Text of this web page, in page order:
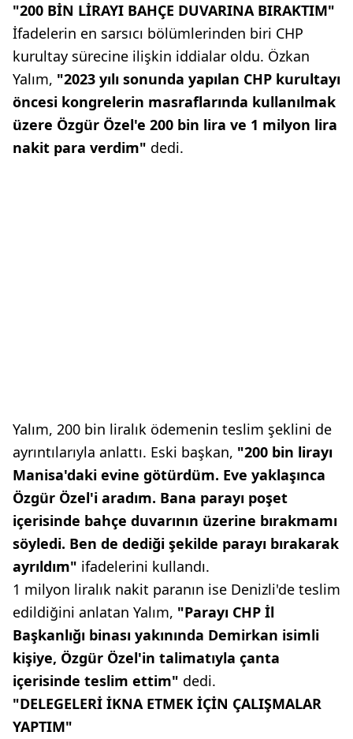
"200 BİN LİRAYI BAHÇE DUVARINA BIRAKTIM"
İfadelerin en sarsıcı bölümlerinden biri CHP
kurultay sürecine ilişkin iddialar oldu. Özkan
Yalım, "2023 yılı sonunda yapılan CHP kurultayı
öncesi kongrelerin masraflarında kullanılmak
üzere Özgür Özel'e 200 bin lira ve 1 milyon lira
nakit para verdim" dedi.
Yalım, 200 bin liralık ödemenin teslim şeklini de
ayrıntılarıyla anlattı. Eski başkan, "200 bin lirayı
Manisa'daki evine götürdüm. Eve yaklaşınca
Özgür Özel'i aradım. Bana parayı poşet
içerisinde bahçe duvarının üzerine bırakmamı
söyledi. Ben de dediği şekilde parayı bırakarak
ayrıldım" ifadelerini kullandı.
1 milyon liralık nakit paranın ise Denizli'de teslim
edildiğini anlatan Yalım, "Parayı CHP İl
Başkanlığı binası yakınında Demirkan isimli
kişiye, Özgür Özel'in talimatıyla çanta
içerisinde teslim ettim" dedi.
"DELEGELERİ İKNA ETMEK İÇİN ÇALIŞMALAR
YAPTIM"